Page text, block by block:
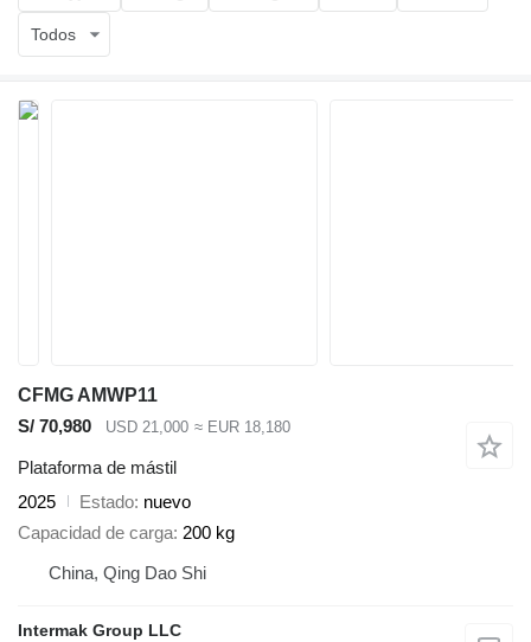
Todos
CFMG AMWP11
S/ 70,980
USD 21,000 ≈ EUR 18,180
Plataforma de mástil
2025
Estado nuevo
Capacidad de carga 200 kg
China, Qing Dao Shi
Intermak Group LLC